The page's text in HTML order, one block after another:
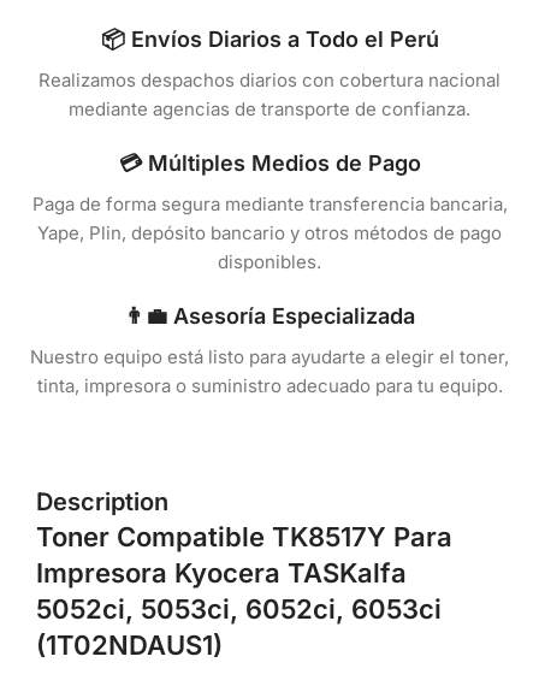
📦 Envíos Diarios a Todo el Perú
Realizamos despachos diarios con cobertura nacional
mediante agencias de transporte de confianza.
💳 Múltiples Medios de Pago
Paga de forma segura mediante transferencia bancaria,
Yape, Plin, depósito bancario y otros métodos de pago
disponibles.
👨‍💼 Asesoría Especializada
Nuestro equipo está listo para ayudarte a elegir el toner,
tinta, impresora o suministro adecuado para tu equipo.
Description
Toner Compatible TK8517Y Para
Impresora Kyocera TASKalfa
5052ci, 5053ci, 6052ci, 6053ci
(1T02NDAUS1)